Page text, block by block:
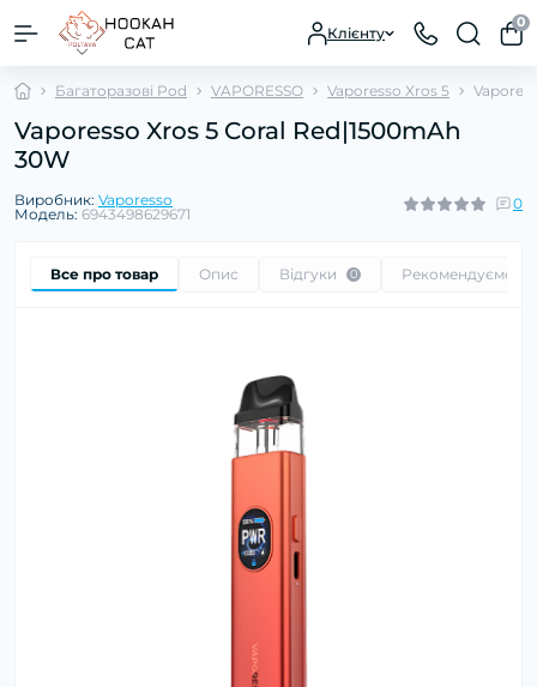
Клієнту
0
Багаторазові Pod VAPORESSO Vaporesso Xros 5
Vaporesso Xros 5 Coral Red|1500mAh
30W
Виробник: Vaporesso
Модель: 6943498629671
0
Все про товар Опис Відгуки 0 Рекомендуємо